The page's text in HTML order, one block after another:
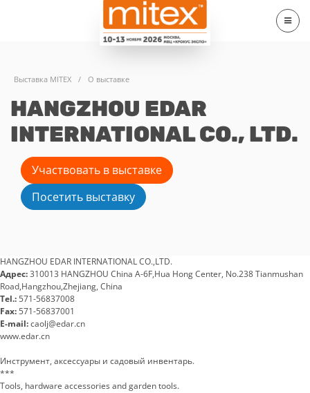
Выставка MITEX / О выставке
HANGZHOU EDAR
INTERNATIONAL CO., LTD.
Участвовать в выставке
Посетить выставку
HANGZHOU EDAR INTERNATIONAL CO.,LTD.
Адрес:310013 HANGZHOU China A-6F,Hua Hong Center, No.238 Tianmushan
Road,Hangzhou,Zhejiang, China
Tel.: 571-56837008
Fax: 571-56837001
E-mail:caolj@edar.cn
www.edar.cn
Инструмент, аксессуары и садовый инвентарь.
***
Tools, hardware accessories and garden tools.